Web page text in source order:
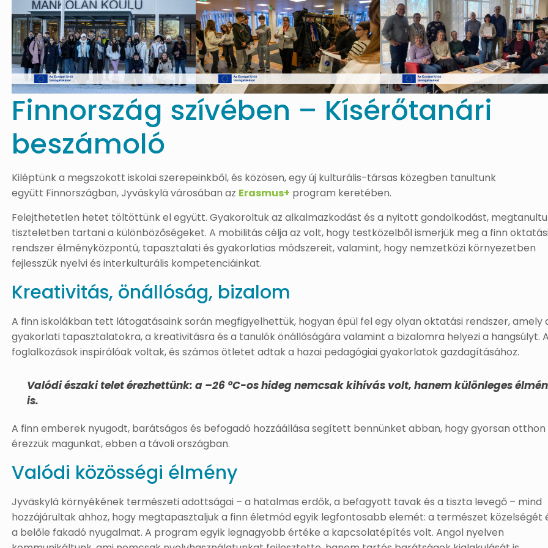
Finnország szívében – Kísérőtanári
beszámoló
Kiléptünk a megszokott iskolai szerepeinkből, és közösen, egy új kulturális-társas közegben tanultunk
együtt Finnországban, Jyväskylä városában az Erasmus+ program keretében.
Felejthetetlen hetet töltöttünk el együtt. Gyakoroltuk az alkalmazkodást és a nyitott gondolkodást,
tiszteletben tartani a különbözőségeket. A mobilitás célja az volt, hogy testközelből ismerjük meg a finn
rendszer élményközpontú, tapasztalati és gyakorlatias módszereit, valamint, hogy nemzetközi környezetben
fejlesszük nyelvi és interkulturális kompetenciáinkat.
Kreativitás, önállóság, bizalom
A finn iskolákban tett látogatásaink során megfigyelhettük, hogyan épül fel egy olyan oktatási rendszer, amely
gyakorlati tapasztalatokra, a kreativitásra és a tanulók önállóságára valamint a bizalomra helyezi a hangsúlyt.
foglalkozások inspirálóak voltak, és számos ötletet adtak a hazai pedagógiai gyakorlatok gazdagításához.
Valódi északi telet érezhettünk: a –26 °C-os hideg nemcsak kihívás volt, hanem különleges
is.
A finn emberek nyugodt, barátságos és befogadó hozzáállása segített bennünket abban, hogy gyorsan otthon
érezzük magunkat, ebben a távoli országban.
Valódi közösségi élmény
Jyväskylä környékének természeti adottságai – a hatalmas erdők, a befagyott tavak és a tiszta levegő – mind
hozzájárultak ahhoz, hogy megtapasztaljuk a finn életmód egyik legfontosabb elemét: a természet közelségét
a belőle fakadó nyugalmat. A program egyik legnagyobb értéke a kapcsolatépítés volt. Angol nyelven